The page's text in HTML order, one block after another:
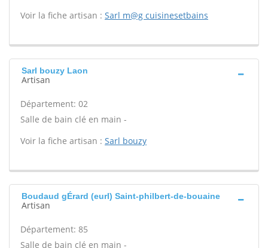
Voir la fiche artisan : Sarl m@g cuisinesetbains
Sarl bouzy Laon
Artisan
Département: 02
Salle de bain clé en main -
Voir la fiche artisan : Sarl bouzy
Boudaud gÉrard (eurl) Saint-philbert-de-bouaine
Artisan
Département: 85
Salle de bain clé en main -